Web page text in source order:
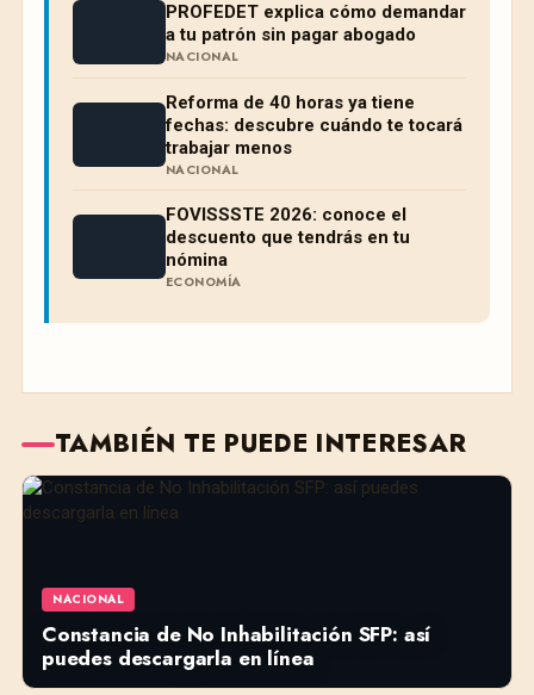
PROFEDET explica cómo demandar
a tu patrón sin pagar abogado
NACIONAL
Reforma de 40 horas ya tiene
fechas: descubre cuándo te tocará
trabajar menos
NACIONAL
FOVISSSTE 2026: conoce el
descuento que tendrás en tu
nómina
ECONOMÍA
TAMBIÉN TE PUEDE INTERESAR
NACIONAL
Constancia de No Inhabilitación SFP: así
puedes descargarla en línea